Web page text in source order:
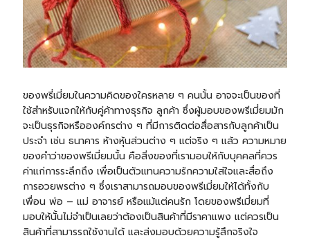
ของพรี่เมี่ยมในความคิดของใครหลาย ๆ คนนั้น อาจจะเป็นของที่
ใช้สำหรับแจกให้กับคู่ค้าทางธุรกิจ ลูกค้า ซึ่งผู้มอบของพรีเมี่ยมมัก
จะเป็นธุรกิจหรือองค์กรต่าง ๆ ที่มีการติดต่อสื่อสารกับลูกค้าเป็น
ประจำ เช่น ธนาคาร ห้างหุ้นส่วนต่าง ๆ แต่จริง ๆ แล้ว ความหมาย
ของคำว่าของพรีเมี่ยมนั้น คือสิ่งของที่เรามอบให้กับบุคคลที่ควร
ค่าแก่การระลึกถึง เพื่อเป็นตัวแทนความรักความใส่ใจและสื่อถึง
การอวยพรต่าง ๆ ซึ่งเราสามารถมอบของพรีเมี่ยมให้ได้ทั้งกับ
เพื่อน พ่อ – แม่ อาจารย์ หรือแม้แต่คนรัก โดยของพรีเมี่ยมที่
มอบให้นั้นไม่จำเป็นเลยว่าต้องเป็นสินค้าที่มีราคาแพง แต่ควรเป็น
สินค้าที่สามารรถใช้งานได้ และส่งมอบด้วยความรู้สึกจริงใจ